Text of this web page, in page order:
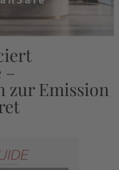
–
zur Emission